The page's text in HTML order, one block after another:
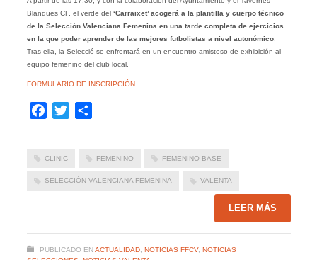
Blanques CF, el verde del ‘Carraixet’ acogerá a la plantilla y cuerpo técnico
de la Selección Valenciana Femenina en una tarde completa de ejercicios
en la que poder aprender de las mejores futbolistas a nivel autonómico.
Tras ella, la Selecció se enfrentará en un encuentro amistoso de exhibición al
equipo femenino del club local.
FORMULARIO DE INSCRIPCIÓN
Facebook
Twitter
CLINIC FEMENINO FEMENINO BASE
SELECCIÓN VALENCIANA FEMENINA VALENTA
LEER MÁS
PUBLICADO EN ACTUALIDAD, NOTICIAS FFCV, NOTICIAS